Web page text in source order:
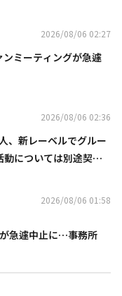
2026/08/06 02:27
ミーティングが急遽
2026/08/06 02:36
、新レーベルでグルー
については別途契約
2026/08/06 01:58
急遽中止に…事務所